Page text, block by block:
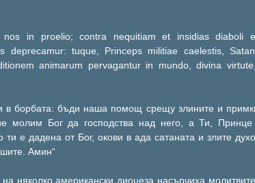
nos in proelio; contra nequitiam et insidias diaboli
deprecamur: tuque, Princeps militiae caelestis,
animarum pervagantur in mundo, divina
в борбата: бъди наша помощ срещу злините и
молим Бог да господства над него, а Ти,
е дадена от Бог, окови в ада сатаната и злите
Амин“
няколко американски диоцеза насърчиха